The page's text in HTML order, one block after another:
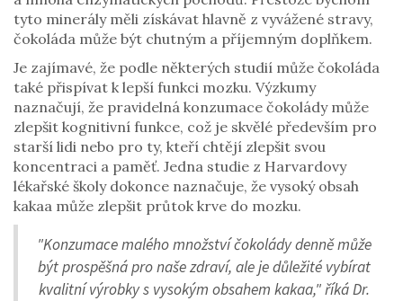
tyto minerály měli získávat hlavně z vyvážené stravy,
čokoláda může být chutným a příjemným doplňkem.
Je zajímavé, že podle některých studií může čokoláda
také přispívat k lepší funkci mozku. Výzkumy
naznačují, že pravidelná konzumace čokolády může
zlepšit kognitivní funkce, což je skvělé především pro
starší lidi nebo pro ty, kteří chtějí zlepšit svou
koncentraci a paměť. Jedna studie z Harvardovy
lékařské školy dokonce naznačuje, že vysoký obsah
kakaa může zlepšit průtok krve do mozku.
"Konzumace malého množství čokolády denně může
být prospěšná pro naše zdraví, ale je důležité vybírat
kvalitní výrobky s vysokým obsahem kakaa," říká Dr.